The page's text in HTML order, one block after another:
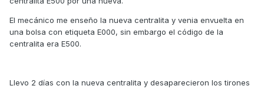
El mecánico me enseño la nueva centralita y venia envuelta en
una bolsa con etiqueta E000, sin embargo el código de la
centralita era E500.
Llevo 2 días con la nueva centralita y desaparecieron los tirones